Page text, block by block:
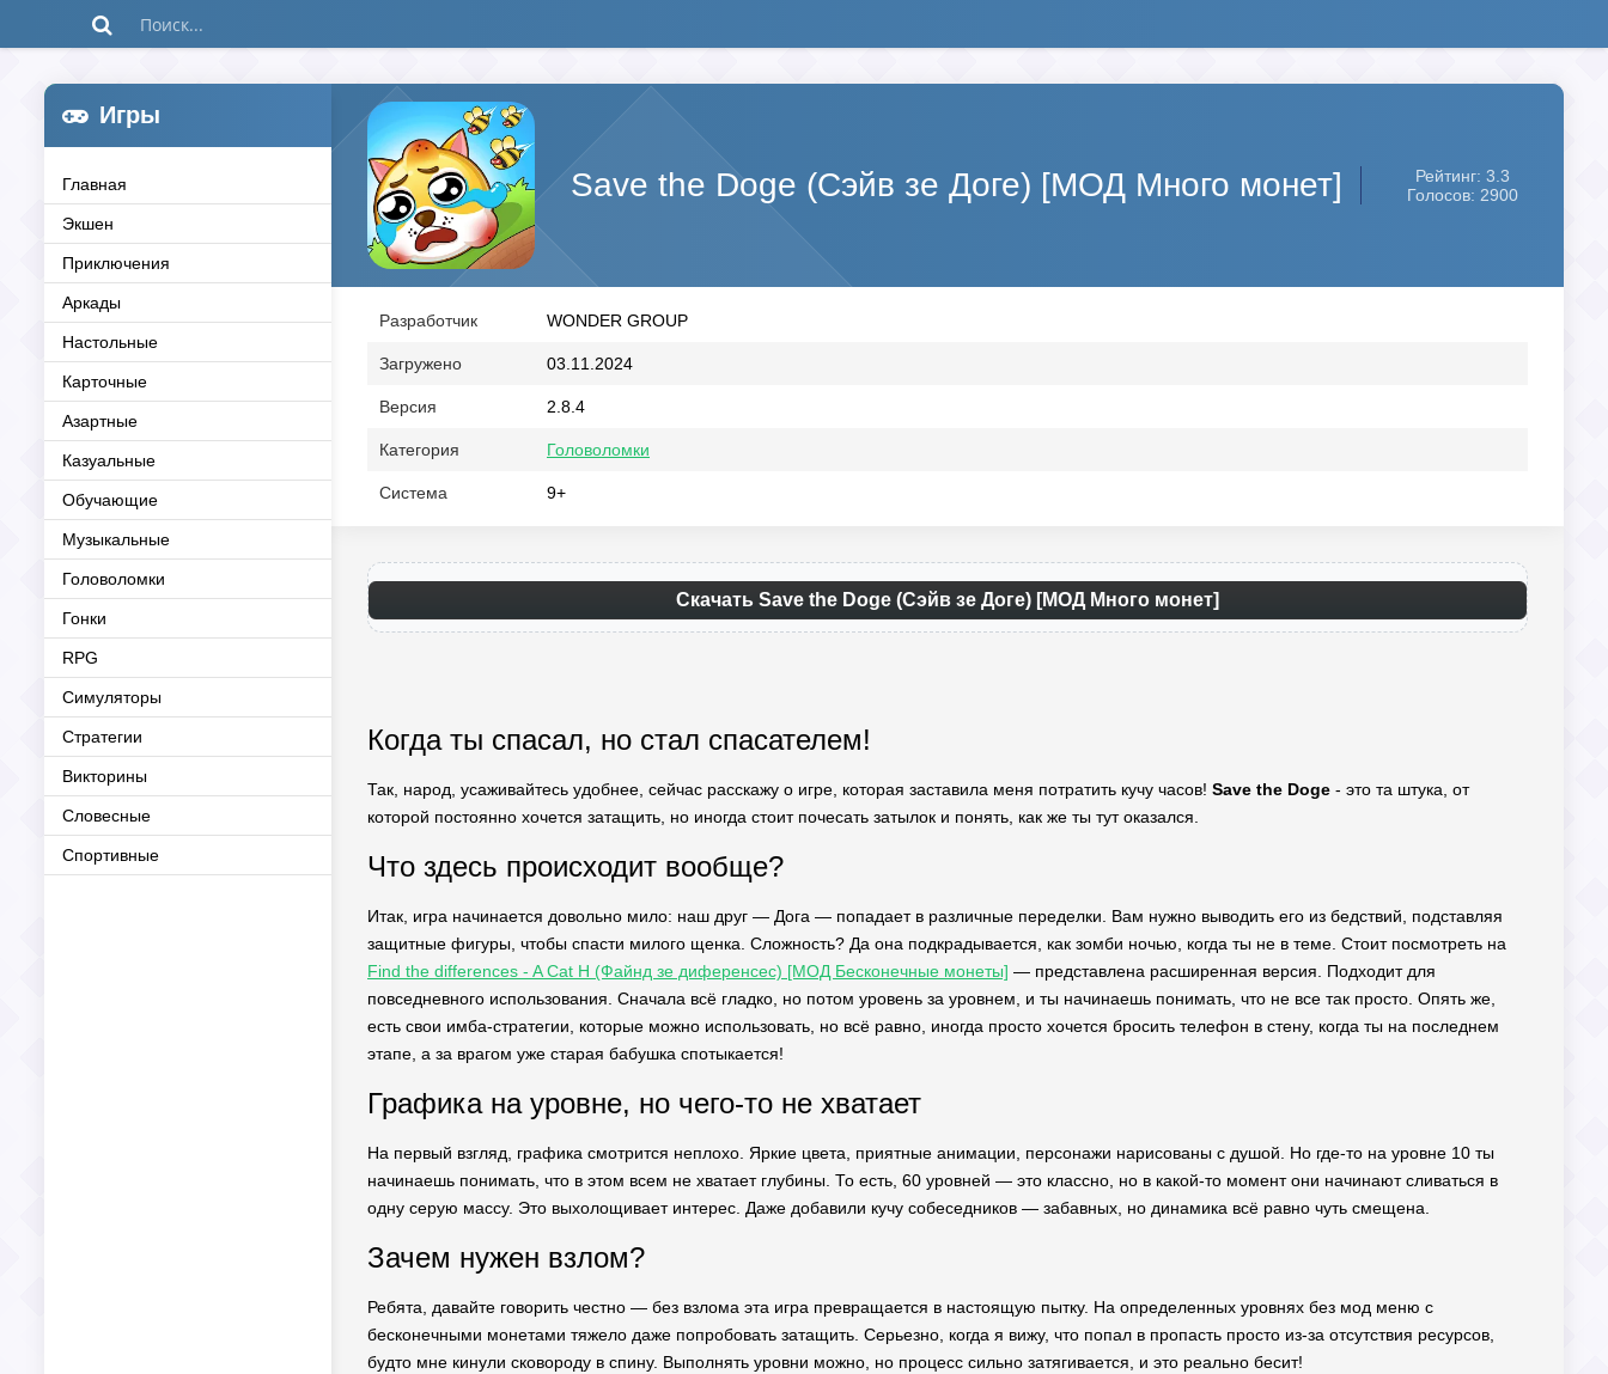
Игры
Главная
Экшен
Приключения
Аркады
Настольные
Карточные
Азартные
Казуальные
Обучающие
Музыкальные
Головоломки
Гонки
RPG
Симуляторы
Стратегии
Викторины
Словесные
Спортивные
Save the Doge (Сэйв зе Доге) [МОД Много монет]
Рейтинг: 3.3
Голосов: 2900
Разработчик WONDER GROUP
Загружено 03.11.2024
Версия 2.8.4
Категория Головоломки
Система 9+
Скачать Save the Doge (Сэйв зе Доге) [МОД Много монет]
Когда ты спасал, но стал спасателем!
Так, народ, усаживайтесь удобнее, сейчас расскажу о игре, которая заставила меня потратить кучу часов! Save the Doge - это та штука, от
которой постоянно хочется затащить, но иногда стоит почесать затылок и понять, как же ты тут оказался.
Что здесь происходит вообще?
Итак, игра начинается довольно мило: наш друг — Дога — попадает в различные переделки. Вам нужно выводить его из бедствий, подставляя
защитные фигуры, чтобы спасти милого щенка. Сложность? Да она подкрадывается, как зомби ночью, когда ты не в теме. Стоит посмотреть на
Find the differences - A Cat H (Файнд зе диференсес) [МОД Бесконечные монеты] — представлена расширенная версия. Подходит для
повседневного использования. Сначала всё гладко, но потом уровень за уровнем, и ты начинаешь понимать, что не все так просто. Опять же,
есть свои имба-стратегии, которые можно использовать, но всё равно, иногда просто хочется бросить телефон в стену, когда ты на последнем
этапе, а за врагом уже старая бабушка спотыкается!
Графика на уровне, но чего-то не хватает
На первый взгляд, графика смотрится неплохо. Яркие цвета, приятные анимации, персонажи нарисованы с душой. Но где-то на уровне 10 ты
начинаешь понимать, что в этом всем не хватает глубины. То есть, 60 уровней — это классно, но в какой-то момент они начинают сливаться в
одну серую массу. Это выхолощивает интерес. Даже добавили кучу собеседников — забавных, но динамика всё равно чуть смещена.
Зачем нужен взлом?
Ребята, давайте говорить честно — без взлома эта игра превращается в настоящую пытку. На определенных уровнях без мод меню с
бесконечными монетами тяжело даже попробовать затащить. Серьезно, когда я вижу, что попал в пропасть просто из-за отсутствия ресурсов,
будто мне кинули сковороду в спину. Выполнять уровни можно, но процесс сильно затягивается, и это реально бесит!